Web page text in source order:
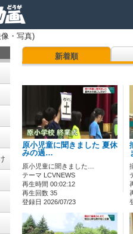
・写真)
新着順
原小児童に聞きました 夏休
みの過…
原小児童に聞きました…
テーマ LCVNEWS
再生時間 00:02:12
再生回数 35
登録日 2026/07/23